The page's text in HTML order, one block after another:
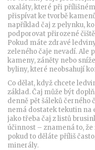
oxaláty, které při
přispívat ke tvorbě
například čaj z pelynku,
podporovat přirozené
Pokud máte zdravé
zeleného čaje nevadí. Ale
kameny, záněty nebo
byliny, které neobsahují
Co dělat, když chcete
základ. Čaj může být
denně pět šáleků černého
nemá dostatek tekutin na
jako třeba čaj z listů
účinnost – znamená to,
pokud to děláte příliš
minerály.